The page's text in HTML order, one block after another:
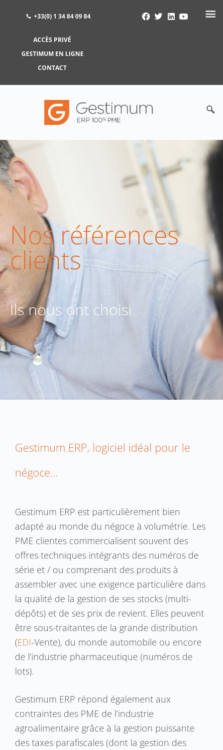
ACCÈS PRIVÉ
GESTIMUM EN LIGNE
CONTACT
+33(0) 1 34 84 09 84
Nos références
clients
Ils nous ont choisi
Gestimum ERP, logiciel idéal pour le
négoce…
Gestimum ERP est particulièrement bien
adapté au monde du négoce à volumétrie. Les
PME clientes commercialisent souvent des
offres techniques intégrants des numéros de
série et / ou comprenant des produits à
assembler avec une exigence particulière dans
la qualité de la gestion de ses stocks (multi-
dépôts) et de ses prix de revient. Elles peuvent
être sous-traitantes de la grande distribution
(EDI-Vente), du monde automobile ou encore
de l’industrie pharmaceutique (numéros de
lots).
Gestimum ERP répond également aux
contraintes des PME de l’industrie
agroalimentaire grâce à la gestion puissante
des taxes parafiscales (dont la gestion des